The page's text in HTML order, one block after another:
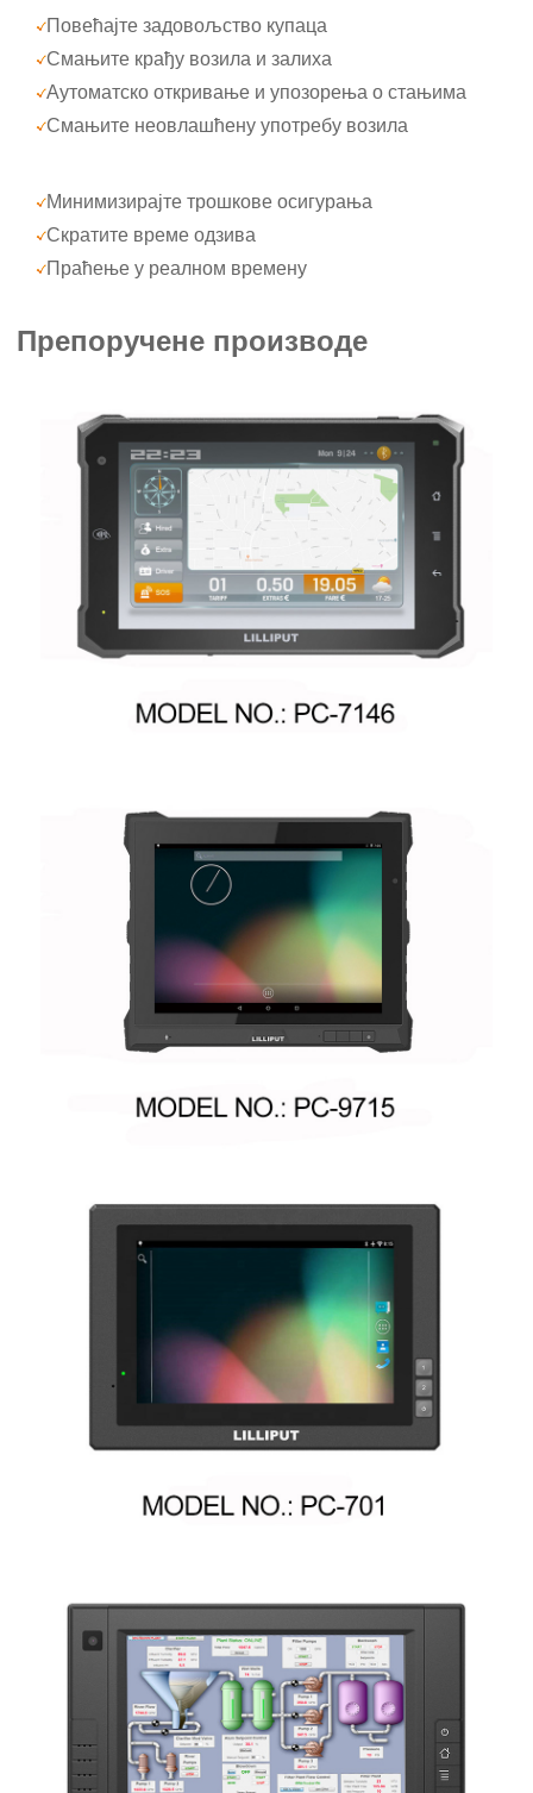
Повећајте задовољство купаца
Смањите крађу возила и залиха
Аутоматско откривање и упозорења о стањима
Смањите неовлашћену употребу возила
Минимизирајте трошкове осигурања
Скратите време одзива
Праћење у реалном времену
Препоручене производе